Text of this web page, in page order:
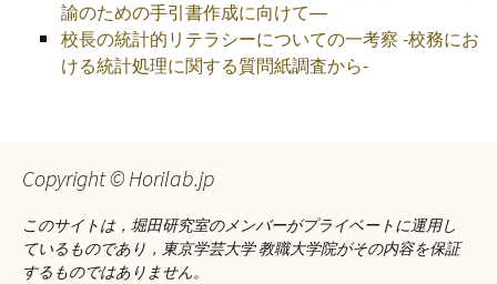
諭のための手引書作成に向けて―
校長の統計的リテラシーについての一考察 -校務にお
ける統計処理に関する質問紙調査から-
Copyright © Horilab.jp
このサイトは，堀田研究室のメンバーがプライベートに運用し
ているものであり，東京学芸大学 教職大学院がその内容を保証
するものではありません。